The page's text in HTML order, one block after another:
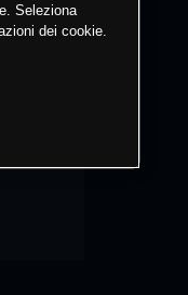
Seleziona
dei cookie.